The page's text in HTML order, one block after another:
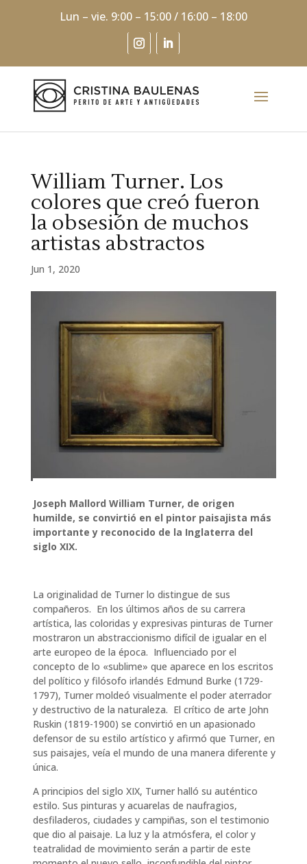
Lun – vie. 9:00 – 15:00 / 16:00 – 18:00
William Turner. Los
colores que creó fueron
la obsesión de muchos
artistas abstractos
Jun 1, 2020
Joseph Mallord William Turner, de origen
humilde, se convirtió en el pintor paisajista más
importante y reconocido de la Inglaterra del
siglo XIX.
La originalidad de Turner lo distingue de sus
compañeros. En los últimos años de su carrera
artística, las coloridas y expresivas pinturas de Turner
mostraron un abstraccionismo difícil de igualar en el
arte europeo de la época. Influenciado por el
concepto de lo «sublime» que aparece en los escritos
del político y filósofo irlandés Edmund Burke (1729-
1797), Turner moldeó visualmente el poder aterrador
y destructivo de la naturaleza. El crítico de arte John
Ruskin (1819-1900) se convirtió en un apasionado
defensor de su estilo artístico y afirmó que Turner, en
sus paisajes, veía el mundo de una manera diferente y
única.
A principios del siglo XIX, Turner halló su auténtico
estilo. Sus pinturas y acuarelas de naufragios,
desfiladeros, ciudades y campiñas, son el testimonio
que dio al paisaje. La luz y la atmósfera, el color y
teatralidad de movimiento serán a partir de este